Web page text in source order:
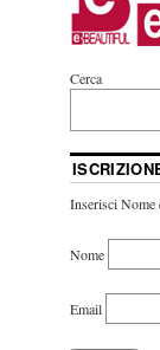
Cerca
Inserisci Nome
Nome
Email